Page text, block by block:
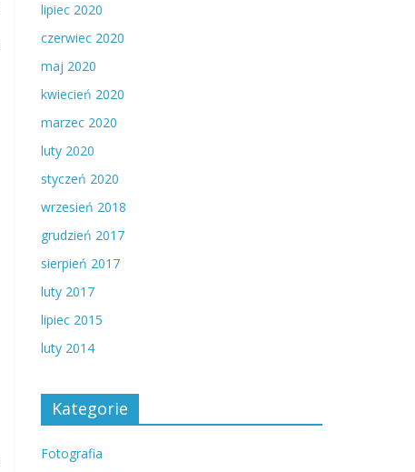
lipiec 2020
czerwiec 2020
maj 2020
kwiecień 2020
marzec 2020
luty 2020
styczeń 2020
wrzesień 2018
grudzień 2017
sierpień 2017
luty 2017
lipiec 2015
luty 2014
Kategorie
Fotografia